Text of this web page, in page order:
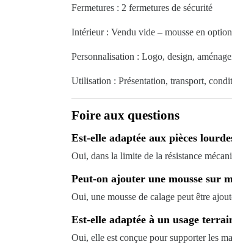
Fermetures : 2 fermetures de sécurité
Intérieur : Vendu vide – mousse en option
Personnalisation : Logo, design,
Utilisation : Présentation, transport,
Foire aux questions
Est-elle adaptée aux pièces
Oui, dans la limite de la résistance
Peut-on ajouter une mousse sur
Oui, une mousse de calage peut être
Est-elle adaptée à un usage
Oui, elle est conçue pour supporter les